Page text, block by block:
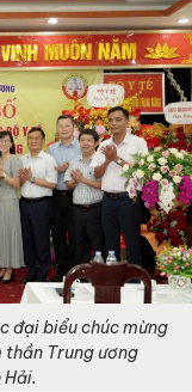
đại biểu chúc mừng
thần Trung ương
Hải.